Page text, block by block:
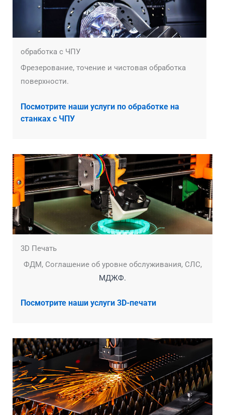
обработка с ЧПУ
Фрезерование, точение и чистовая обработка
поверхности.
Посмотрите наши услуги по обработке на
станках с ЧПУ
3D Печать
ФДМ, Соглашение об уровне обслуживания, СЛС,
МДЖФ.
Посмотрите наши услуги 3D-печати